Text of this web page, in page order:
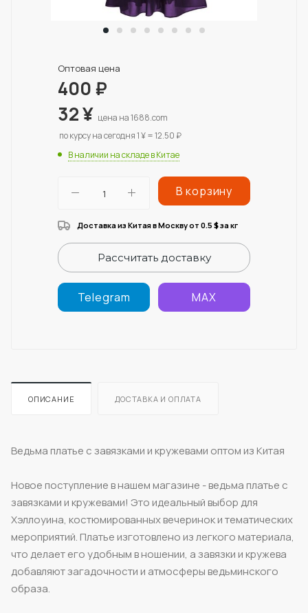
Оптовая цена
400₽
32¥ цена на 1688.com
по курсу на сегодня 1 ¥ = 12.50 ₽
В наличии на складе в Китае
В корзину
Доставка из Китая в Москву от 0.5 $за кг
Рассчитать доставку
Telegram MAX
ОПИСАНИЕ ДОСТАВКА И ОПЛАТА
Ведьма платье с завязками и кружевами оптом из Китая
Новое поступление в нашем магазине - ведьма платье с
завязками и кружевами! Это идеальный выбор для
Хэллоуина, костюмированных вечеринок и тематических
мероприятий. Платье изготовлено из легкого материала,
что делает его удобным в ношении, а завязки и кружева
добавляют загадочности и атмосферы ведьминского
образа.